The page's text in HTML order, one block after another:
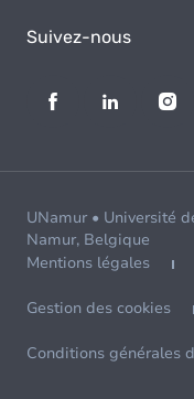
Suivez-nous
UNamur • Université
Namur, Belgique
Mentions légales
Gestion des cookies
Conditions générales